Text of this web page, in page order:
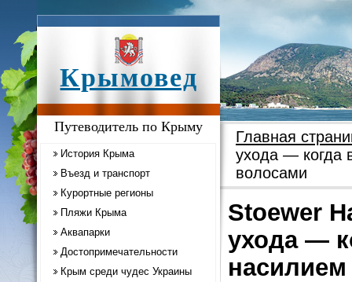
Крымовед
Путеводитель по Крыму
История Крыма
Въезд и транспорт
Курортные регионы
Пляжи Крыма
Аквапарки
Достопримечательности
Крым среди чудес Украины
Главная
ухода — когда
волосами
Stoewer
ухода —